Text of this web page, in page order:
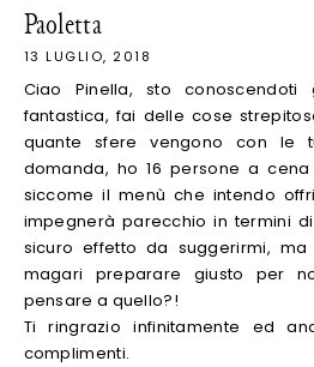
Paoletta
13 LUGLIO, 2018
Ciao Pinella, sto conoscendoti
fantastica, fai delle cose
quante sfere vengono con le
domanda, ho 16 persone a
siccome il menù che intendo
impegnerà parecchio in termini
sicuro effetto da suggerirmi,
magari preparare giusto per
pensare a quello?!
Ti ringrazio infinitamente ed
complimenti.